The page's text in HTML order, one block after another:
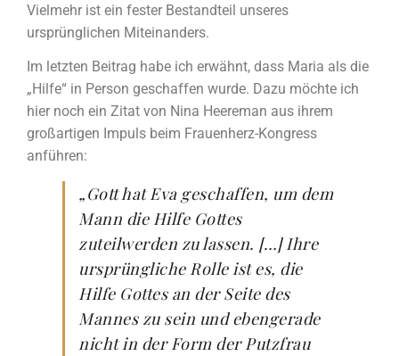
Vielmehr ist ein fester Bestandteil unseres
ursprünglichen Miteinanders.
Im letzten Beitrag habe ich erwähnt, dass Maria als die
„Hilfe“ in Person geschaffen wurde. Dazu möchte ich
hier noch ein Zitat von Nina Heereman aus ihrem
großartigen Impuls beim Frauenherz-Kongress
anführen:
„Gott hat Eva geschaffen, um dem
Mann die Hilfe Gottes
zuteilwerden zu lassen. […] Ihre
ursprüngliche Rolle ist es, die
Hilfe Gottes an der Seite des
Mannes zu sein und ebengerade
nicht in der Form der Putzfrau